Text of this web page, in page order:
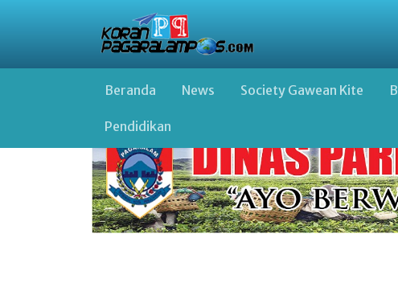
Beranda News Society Gawean Kite
Pendidikan